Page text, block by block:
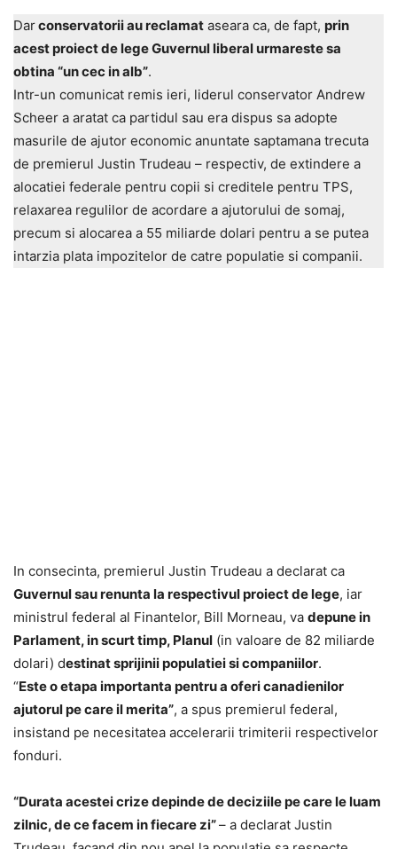
Darconservatorii au reclamat aseara ca, de fapt, prin
acest proiect de lege Guvernul liberal urmareste sa
obtina “un cec in alb”.
Intr-un comunicat remis ieri, liderul conservator Andrew
Scheer a aratat ca partidul sau era dispus sa adopte
masurile de ajutor economic anuntate saptamana trecuta
de premierul Justin Trudeau – respectiv, de extindere a
alocatiei federale pentru copii si creditele pentru TPS,
relaxarea regulilor de acordare a ajutorului de somaj,
precum si alocarea a 55 miliarde dolari pentru a se putea
intarzia plata impozitelor de catre populatie si companii.
In consecinta, premierul Justin Trudeau a declarat ca
Guvernul sau renunta la respectivul proiect de lege, iar
ministrul federal al Finantelor, Bill Morneau, va depune in
Parlament, in scurt timp, Planul (in valoare de 82 miliarde
dolari) destinat sprijinii populatiei si companiilor.
“Este o etapa importanta pentru a oferi canadienilor
ajutorul pe care il merita”, a spus premierul federal,
insistand pe necesitatea accelerarii trimiterii respectivelor
fonduri.
“Durata acestei crize depinde de deciziile pe care le luam
zilnic, de ce facem in fiecare zi”– a declarat Justin